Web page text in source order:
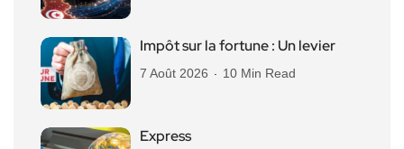
Impôt sur la fortune : Un levier
7 Août 2026 10 Min Read
Express